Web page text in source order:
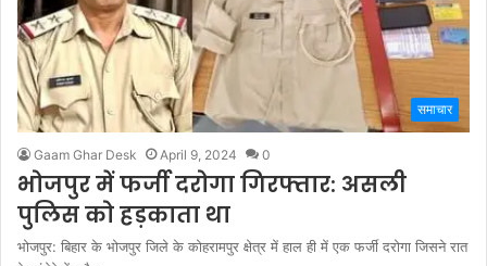
समाचार
Gaam Ghar Desk April 9, 2024 0
भोजपुर में फर्जी दरोगा गिरफ्तार: असली
पुलिस को हड़काता था
भोजपुर: बिहार के भोजपुर जिले के कोहरामपुर क्षेत्र में हाल ही में एक फर्जी दरोगा जिसने रात